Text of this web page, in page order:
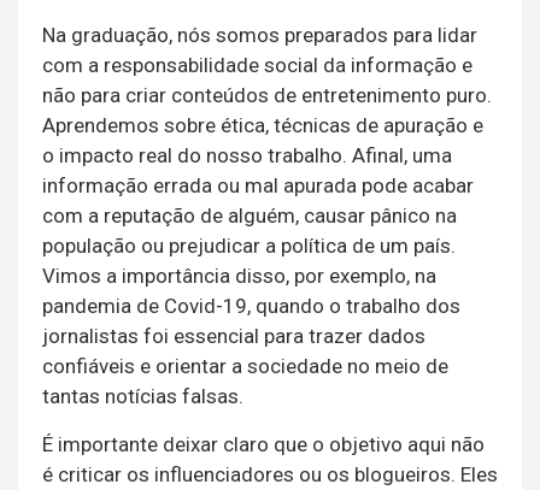
Na graduação, nós somos preparados para lidar
com a responsabilidade social da informação e
não para criar conteúdos de entretenimento puro.
Aprendemos sobre ética, técnicas de apuração e
o impacto real do nosso trabalho. Afinal, uma
informação errada ou mal apurada pode acabar
com a reputação de alguém, causar pânico na
população ou prejudicar a política de um país.
Vimos a importância disso, por exemplo, na
pandemia de Covid-19, quando o trabalho dos
jornalistas foi essencial para trazer dados
confiáveis e orientar a sociedade no meio de
tantas notícias falsas.
É importante deixar claro que o objetivo aqui não
é criticar os influenciadores ou os blogueiros. Eles